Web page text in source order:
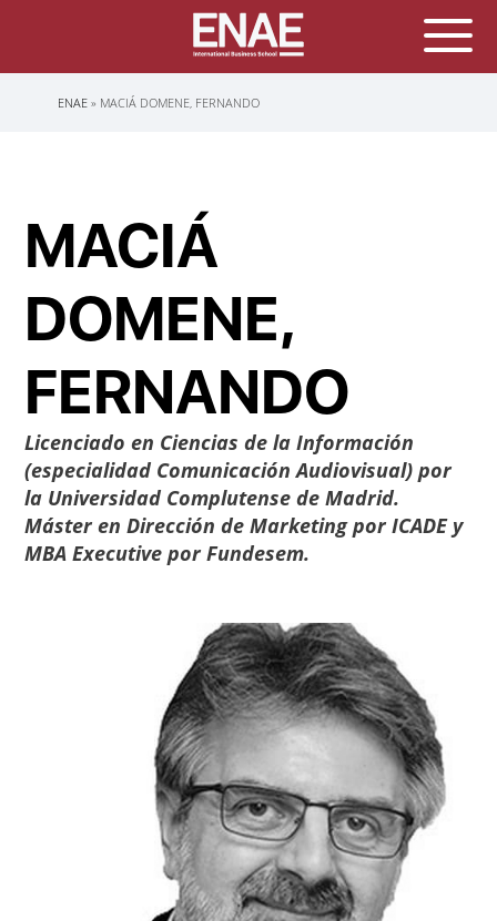
Sobrescribir
ENAE MACIÁ DOMENE, FERNANDO
MACIÁ
DOMENE,
FERNANDO
Licenciado en Ciencias de la Información
(especialidad Comunicación Audiovisual) por
la Universidad Complutense de Madrid.
Máster en Dirección de Marketing por ICADE y
MBA Executive por Fundesem.